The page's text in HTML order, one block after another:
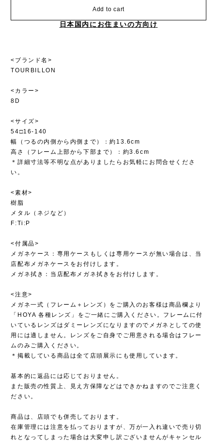
Add to cart
日本国内にお住まいの方向け
<ブランド名>
TOURBILLON
<カラー>
8D
<サイズ>
54□16-140
幅（つるの内側から内側まで）：約13.6cm
高さ（フレーム上部から下部まで）：約3.6cm
＊詳細寸法等不明な点がありましたらお気軽にお問合せくださ
い。
<素材>
樹脂
メタル（ネジなど）
F:Ti:P
<付属品>
メガネケース：専用ケースもしくは専用ケースが無い場合は、当
店配布メガネケースをお付けします。
メガネ拭き：当店配布メガネ拭きをお付けします。
<注意>
メガネ一式（フレーム＋レンズ）をご購入のお客様は商品欄より
「HOYA 各種レンズ」をご一緒にご購入ください。フレームに付
いているレンズはダミーレンズになりますのでメガネとしての使
用には適しません。レンズをご自身でご用意される場合はフレー
ムのみご購入ください。
＊掲載している商品は全て店頭展示にも使用しています。
基本的に返品には応じておりません。
また販売の性質上、見え方保障などはできかねますのでご注意く
ださい。
商品は、店頭でも併売しております。
在庫管理には注意を払っておりますが、万が一入れ違いで売り切
れとなってしまった場合は大変申し訳ございませんがキャンセル